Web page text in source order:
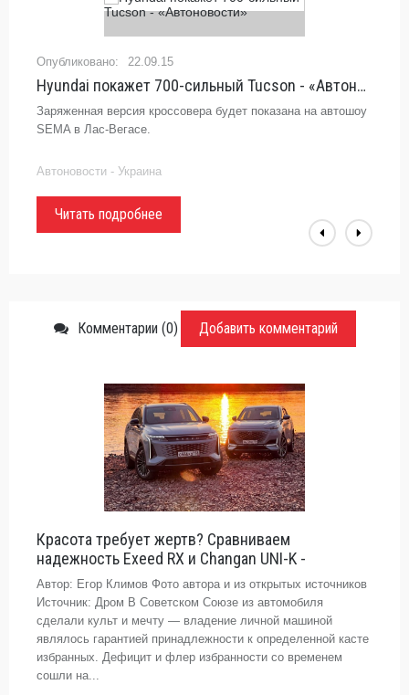
22.09.15
Hyundai покажет 700-сильный Tucson - «Автоновости»
Заряженная версия кроссовера будет показана на автошоу
SEMA в Лас-Вегасе.
Автоновости - Украина
Читать подробнее
Комментарии (0) Добавить комментарий
Красота требует жертв? Сравниваем
надежность Exeed RX и Changan UNI-K -
Автор: Егор Климов Фото автора и из открытых источников
Источник: Дром В Советском Союзе из автомобиля
сделали культ и мечту — владение личной машиной
являлось гарантией принадлежности к определенной касте
избранных. Дефицит и флер избранности со временем
сошли на...